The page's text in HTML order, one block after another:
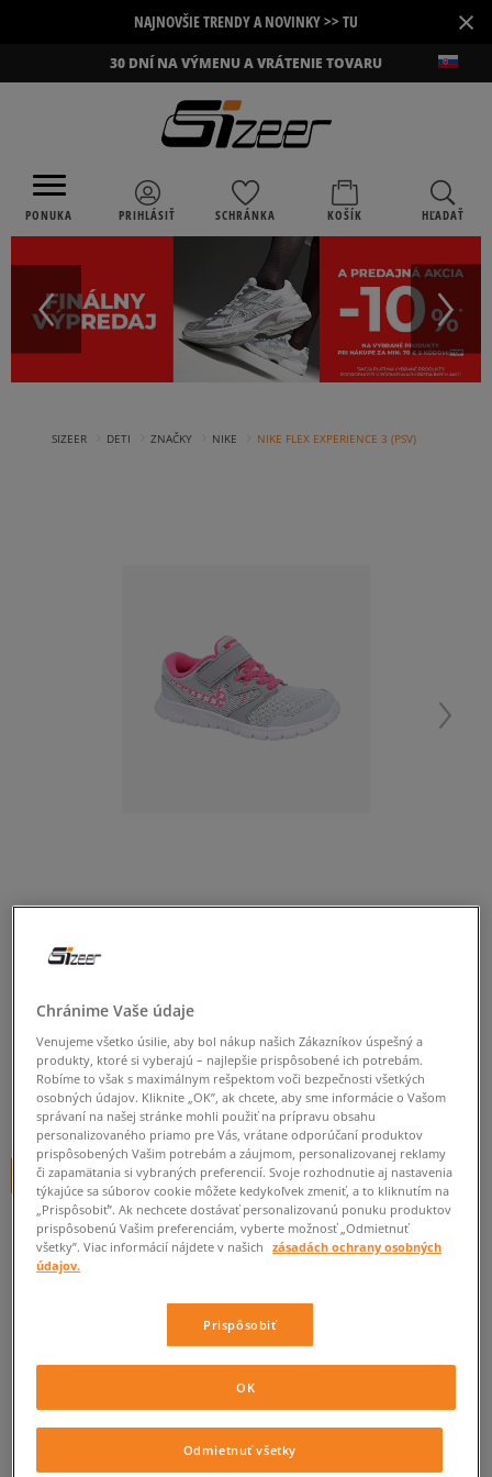
NAJNOVŠIE TRENDY A NOVINKY >> TU ×
30 DNÍ NA VÝMENU A VRÁTENIE TOVARU
PONUKA PRIHLÁSIŤ SCHRÁNKA KOŠÍK HĽADAŤ
SIZEER DETI ZNAČKY NIKE NIKE FLEX EXPERIENCE 3 (PSV)
0.0(0 )
39,95€cena s DPH
+ 40 BODOV V SIZEERCLUBE
Informujte ma o dostupnosti
Veľkosti EU Veľkosti US
27,5 16,5 cm Informovať o dostupnosti
ZISTIŤ DOSTUPNOSŤ V NAŠICH KAMENNÝCH PREDAJNIACH
Chránime Vaše údaje
Venujeme všetko úsilie, aby bol nákup našich Zákazníkov úspešný a
produkty, ktoré si vyberajú – najlepšie prispôsobené ich potrebám.
Robíme to však s maximálnym rešpektom voči bezpečnosti všetkých
osobných údajov. Kliknite „OK”, ak chcete, aby sme informácie o Vašom
správaní na našej stránke mohli použiť na prípravu obsahu
personalizovaného priamo pre Vás, vrátane odporúčaní produktov
prispôsobených Vašim potrebám a záujmom, personalizovanej reklamy
či zapamätania si vybraných preferencií. Svoje rozhodnutie aj nastavenia
týkajúce sa súborov cookie môžete kedykoľvek zmeniť, a to kliknutím na
„Prispôsobiť”. Ak nechcete dostávať personalizovanú ponuku produktov
prispôsobenú Vašim preferenciám, vyberte možnosť „Odmietnuť
všetky”. Viac informácií nájdete v našich
zásadách ochrany osobných
údajov.
Prispôsobiť
Odmietnuť všetky
OK